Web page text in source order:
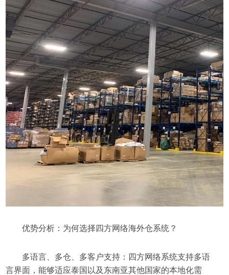
优势分析：为何选择四方网络海外仓系统？
多语言、多仓、多客户支持：四方网络系统支持多语
言界面，能够适应泰国以及东南亚其他国家的本地化需